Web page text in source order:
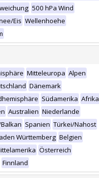
500 hPa Wind
Eis Wellenhoehe
Mitteleuropa Alpen
Dänemark
Südamerika Afrika
Australien Niederlande
Spanien Türkei/Nahost
Württemberg Belgien
Österreich
Finnland